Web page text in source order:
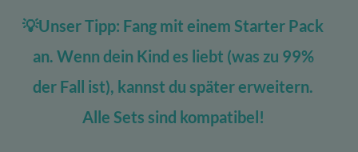
💡Unser Tipp: Fang mit einem Starter Pack
an. Wenn dein Kind es liebt (was zu 99%
der Fall ist), kannst du später erweitern.
Alle Sets sind kompatibel!